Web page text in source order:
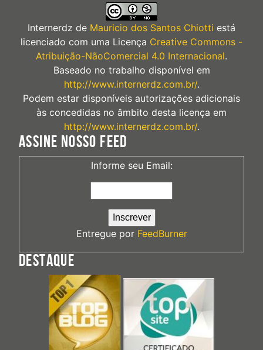
Internerdz de Mauricio dos Santos Chiotti está
licenciado com uma Licença Creative Commons -
Atribuição-NãoComercial 4.0 Internacional.
Baseado no trabalho disponível em
http://www.internerdz.com.br/.
Podem estar disponíveis autorizações adicionais
às concedidas no âmbito desta licença em
http://www.internerdz.com.br/.
ASSINE NOSSO FEED
Informe seu Email:
Entregue por FeedBurner
DESTAQUE